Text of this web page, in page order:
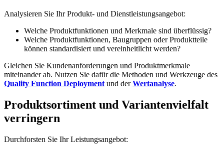
Analysieren Sie Ihr Produkt- und Dienstleistungsangebot:
Welche Produktfunktionen und Merkmale sind überflüssig?
Welche Produktfunktionen, Baugruppen oder Produktteile
können standardisiert und vereinheitlicht werden?
Gleichen Sie Kundenanforderungen und Produktmerkmale
miteinander ab. Nutzen Sie dafür die Methoden und Werkzeuge des
Quality Function Deployment und derWertanalyse.
Produktsortiment und Variantenvielfalt
verringern
Durchforsten Sie Ihr Leistungsangebot: